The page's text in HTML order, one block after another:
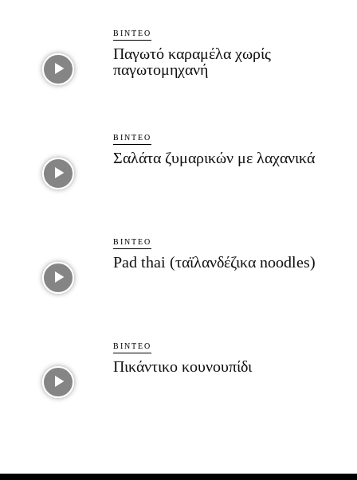
ΒΊΝΤΕΟ
Παγωτό καραμέλα χωρίς
παγωτομηχανή
ΒΊΝΤΕΟ
Σαλάτα ζυμαρικών με λαχανικά
ΒΊΝΤΕΟ
Pad thai (ταϊλανδέζικα noodles)
ΒΊΝΤΕΟ
Πικάντικο κουνουπίδι